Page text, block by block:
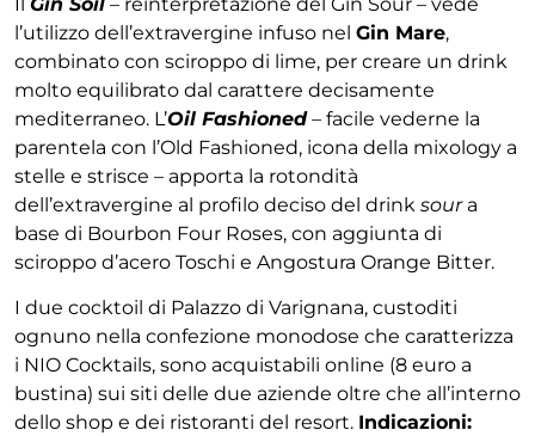
l’utilizzo dell’extravergine infuso nel Gin Mare,
combinato con sciroppo di lime, per creare un drink
molto equilibrato dal carattere decisamente
mediterraneo. L’Oil Fashioned– facile vederne la
parentela con l’Old Fashioned, icona della mixology a
stelle e strisce – apporta la rotondità
dell’extravergine al profilo deciso del drink soura
base di Bourbon Four Roses, con aggiunta di
sciroppo d’acero Toschi e Angostura Orange Bitter.
I due cocktoil di Palazzo di Varignana, custoditi
ognuno nella confezione monodose che caratterizza
i NIO Cocktails, sono acquistabili online (8 euro a
bustina) sui siti delle due aziende oltre che all’interno
dello shop e dei ristoranti del resort. Indicazioni: